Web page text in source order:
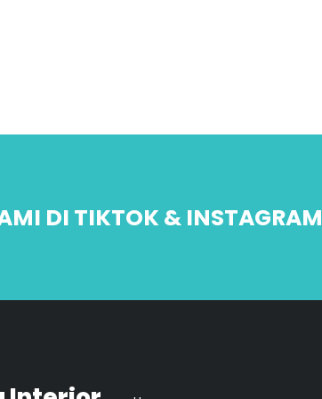
DI TIKTOK & INSTAGRAM